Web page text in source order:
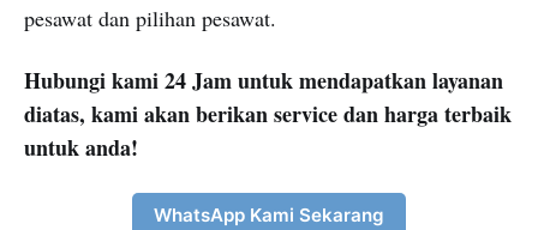
pesawat dan pilihan pesawat.
Hubungi kami 24 Jam untuk mendapatkan layanan
diatas, kami akan berikan service dan harga terbaik
untuk anda!
WhatsApp Kami Sekarang